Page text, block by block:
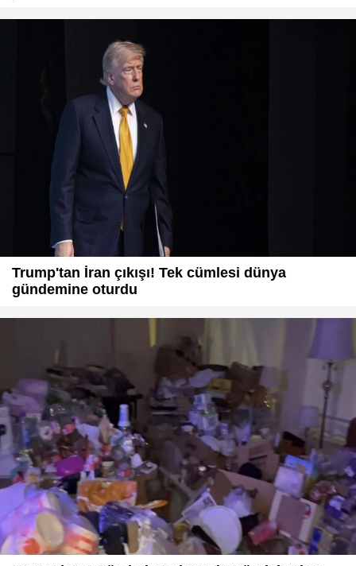
Trump'tan İran çıkışı! Tek cümlesi dünya
gündemine oturdu